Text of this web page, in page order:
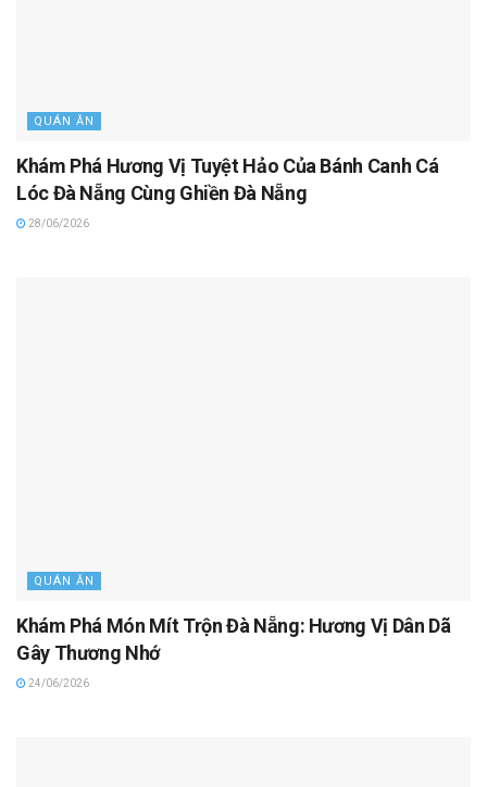
QUÁN ĂN
Khám Phá Hương Vị Tuyệt Hảo Của Bánh Canh Cá
Lóc Đà Nẵng Cùng Ghiền Đà Nẵng
28/06/2026
QUÁN ĂN
Khám Phá Món Mít Trộn Đà Nẵng: Hương Vị Dân Dã
Gây Thương Nhớ
24/06/2026